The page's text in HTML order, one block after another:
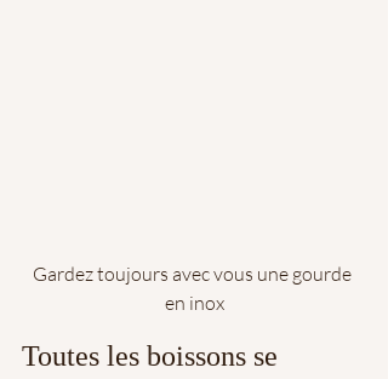
Gardez toujours avec vous une gourde
en inox
Toutes les boissons se